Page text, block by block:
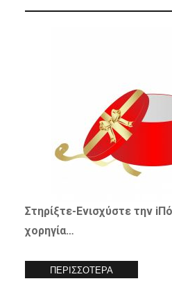
Στηρίξτε-Ενισχύστετην
χορηγία…
ΠΕΡΙΣΣΟΤΕΡΑ